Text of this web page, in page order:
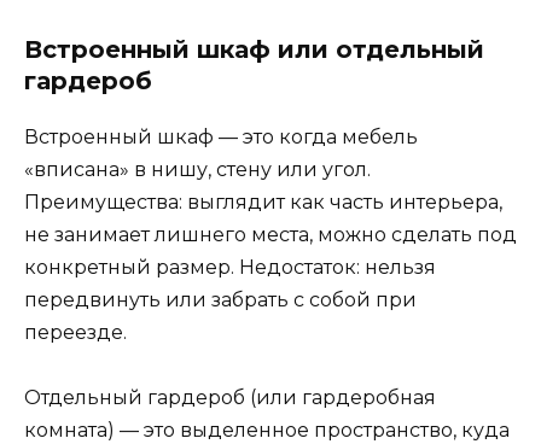
Встроенный шкаф или отдельный
гардероб
Встроенный шкаф — это когда мебель
«вписана» в нишу, стену или угол.
Преимущества: выглядит как часть интерьера,
не занимает лишнего места, можно сделать под
конкретный размер. Недостаток: нельзя
передвинуть или забрать с собой при
переезде.
Отдельный гардероб (или гардеробная
комната) — это выделенное пространство, куда